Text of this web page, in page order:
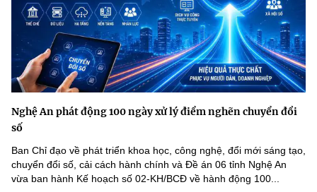
Nghệ An phát động 100 ngày xử lý điểm nghẽn chuyển đổi
số
Ban Chỉ đạo về phát triển khoa học, công nghệ, đổi mới sáng tạo,
chuyển đổi số, cải cách hành chính và Đề án 06 tỉnh Nghệ An
vừa ban hành Kế hoạch số 02-KH/BCĐ về hành động 100...